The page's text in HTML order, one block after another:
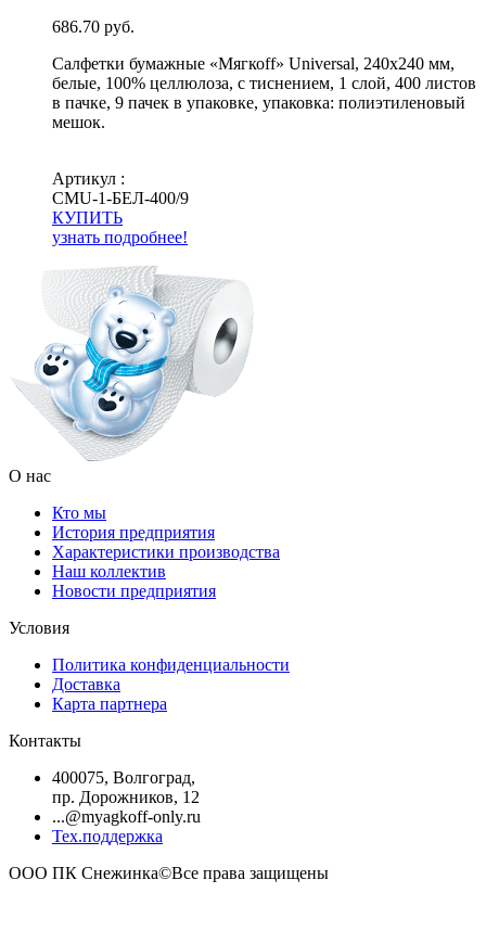
686.70 руб.
Салфетки бумажные «Мягкоff» Universal, 240х240 мм,
белые, 100% целлюлоза, с тиснением, 1 слой, 400 листов
в пачке, 9 пачек в упаковке, упаковка: полиэтиленовый
мешок.
Артикул :
СМU-1-БЕЛ-400/9
КУПИТЬ
узнать подробнее!
О нас
Кто мы
История предприятия
Характеристики производства
Наш коллектив
Новости предприятия
Условия
Политика конфиденциальности
Доставка
Карта партнера
Контакты
400075, Волгоград,
пр. Дорожников, 12
...@myagkoff-only.ru
Тех.поддержка
ООО ПК Снежинка©Все права защищены